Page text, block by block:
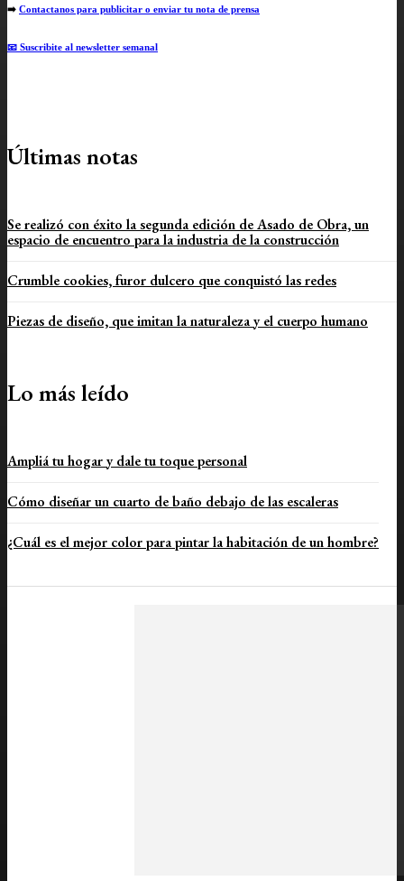
➡️ Contactanos para publicitar o enviar tu nota de prensa
📧 Suscribite al newsletter semanal
Últimas notas
Se realizó con éxito la segunda edición de Asado de Obra, un
espacio de encuentro para la industria de la construcción
Crumble cookies, furor dulcero que conquistó las redes
Piezas de diseño, que imitan la naturaleza y el cuerpo humano
Lo más leído
Ampliá tu hogar y dale tu toque personal
Cómo diseñar un cuarto de baño debajo de las escaleras
¿Cuál es el mejor color para pintar la habitación de un hombre?